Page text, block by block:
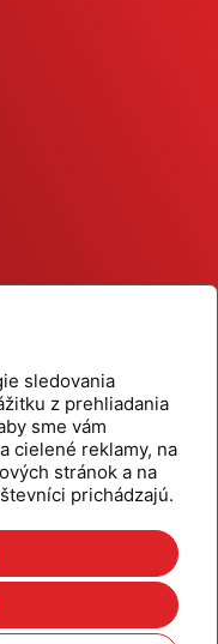
sledovania
z prehliadania
sme vám
cielené reklamy, na
stránok a na
prichádzajú.
tipy